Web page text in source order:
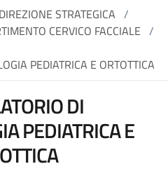
DIREZIONE STRATEGICA /
CERVICO FACCIALE /
PEDIATRICA E ORTOTTICA
DI
PEDIATRICA E